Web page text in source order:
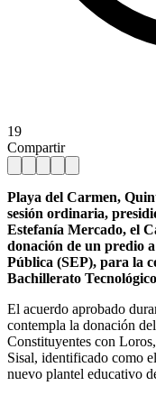
19
Compartir
Playa del Carmen,
sesión ordinaria,
Estefanía Mercado, el
donación de un predio
Pública (SEP), para la
Bachillerato
El acuerdo aprobado
contempla la donación
Constituyentes con
Sisal, identificado como
nuevo plantel educativo